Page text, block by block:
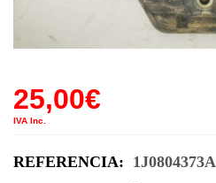
25,00€
IVA Inc.
REFERENCIA: 1J0804373A